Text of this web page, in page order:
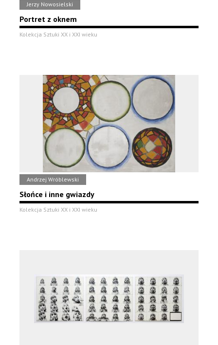
Jerzy Nowosielski
Portret z oknem
Kolekcja Sztuki XX i XXI wieku
Andrzej Wróblewski
Słońce i inne gwiazdy
Kolekcja Sztuki XX i XXI wieku